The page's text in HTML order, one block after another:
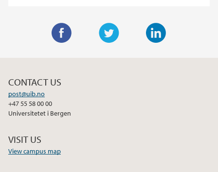
e
o
CONTACT US
post@uib.no
+47 55 58 00 00
Universitetet i Bergen
VISIT US
View campus map